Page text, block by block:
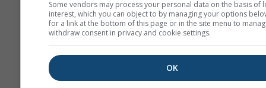
Some vendors may process your personal data on the basis of
interest, which you can object to by managing your options
for a link at the bottom of this page or in the site menu to
withdraw consent in privacy and cookie settings.
OK